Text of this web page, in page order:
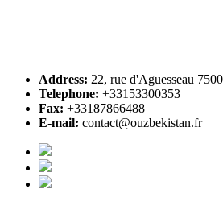
Address: 22, rue d'Aguesseau
Telephone: +33153300353
Fax: +33187866488
E-mail: contact@ouzbekistan.fr